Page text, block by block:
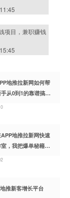
项目，兼职赚钱
地推拉新网如何帮
从0到1的靠谱搞钱
地推拉新网快速
，我把爆单秘籍整
推新客增长平台